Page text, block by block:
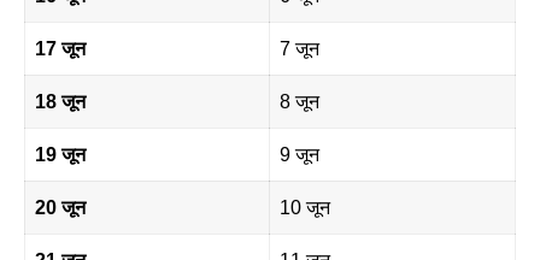
17 जून 7 जून
18 जून 8 जून
19 जून 9 जून
20 जून 10 जून